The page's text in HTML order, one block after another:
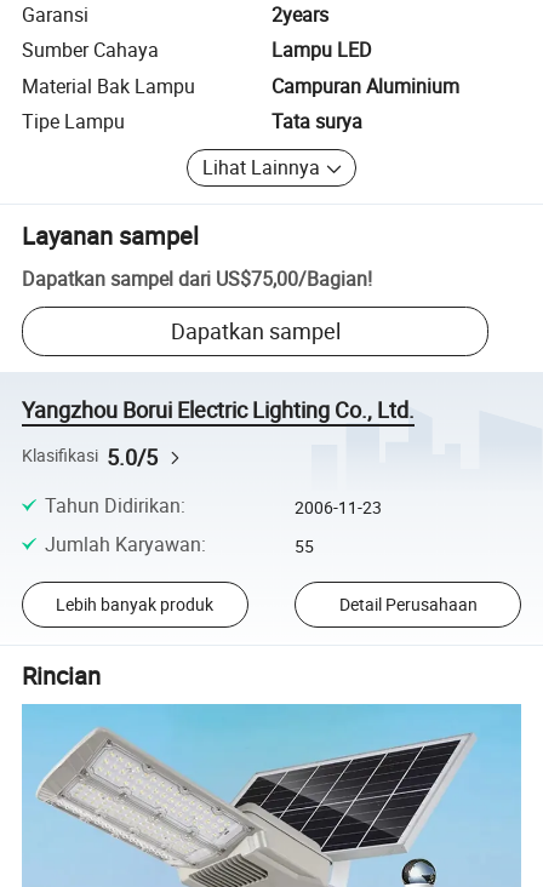
Garansi
2years
Sumber Cahaya
Lampu LED
Material Bak Lampu
Campuran Aluminium
Tipe Lampu
Tata surya
Lihat Lainnya
Layanan sampel
Dapatkan sampel dari US$75,00/Bagian!
Dapatkan sampel
Yangzhou Borui Electric Lighting Co., Ltd.
Klasifikasi 5.0/5
Tahun Didirikan: 2006-11-23
Jumlah Karyawan: 55
Lebih banyak produk Detail Perusahaan
Rincian